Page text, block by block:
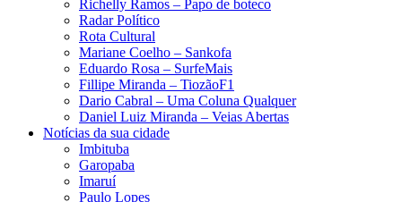
Richelly Ramos​ – Papo de boteco
Radar Político
Rota Cultural
Mariane Coelho – Sankofa
Eduardo Rosa​ – SurfeMais
Fillipe Miranda – TiozãoF1
Dario Cabral – Uma Coluna Qualquer
Daniel Luiz Miranda – Veias Abertas
Notícias da sua cidade
Imbituba
Garopaba
Imaruí
Paulo Lopes